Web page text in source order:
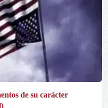
de su carácter